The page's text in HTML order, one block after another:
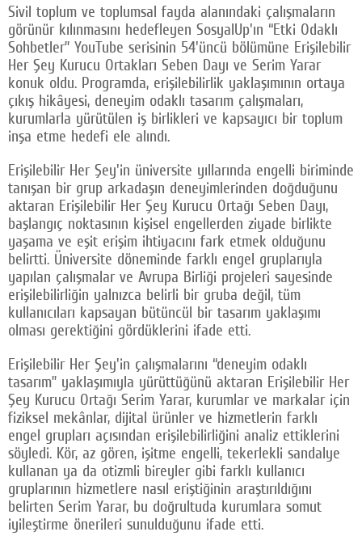
Sivil toplum ve toplumsal fayda alanındaki çalışmaların
görünür kılınmasını hedefleyen SosyalUp'ın “Etki Odaklı
Sohbetler” YouTube serisinin 54'üncü bölümüne Erişilebilir
Her Şey Kurucu Ortakları Seben Dayı ve Serim Yarar
konuk oldu. Programda, erişilebilirlik yaklaşımının ortaya
çıkış hikâyesi, deneyim odaklı tasarım çalışmaları,
kurumlarla yürütülen iş birlikleri ve kapsayıcı bir toplum
inşa etme hedefi ele alındı.
Erişilebilir Her Şey'in üniversite yıllarında engelli biriminde
tanışan bir grup arkadaşın deneyimlerinden doğduğunu
aktaran Erişilebilir Her Şey Kurucu Ortağı Seben Dayı,
başlangıç noktasının kişisel engellerden ziyade birlikte
yaşama ve eşit erişim ihtiyacını fark etmek olduğunu
belirtti. Üniversite döneminde farklı engel gruplarıyla
yapılan çalışmalar ve Avrupa Birliği projeleri sayesinde
erişilebilirliğin yalnızca belirli bir gruba değil, tüm
kullanıcıları kapsayan bütüncül bir tasarım yaklaşımı
olması gerektiğini gördüklerini ifade etti.
Erişilebilir Her Şey'in çalışmalarını “deneyim odaklı
tasarım” yaklaşımıyla yürüttüğünü aktaran Erişilebilir Her
Şey Kurucu Ortağı Serim Yarar, kurumlar ve markalar için
fiziksel mekânlar, dijital ürünler ve hizmetlerin farklı
engel grupları açısından erişilebilirliğini analiz ettiklerini
söyledi. Kör, az gören, işitme engelli, tekerlekli sandalye
kullanan ya da otizmli bireyler gibi farklı kullanıcı
gruplarının hizmetlere nasıl eriştiğinin araştırıldığını
belirten Serim Yarar, bu doğrultuda kurumlara somut
iyileştirme önerileri sunulduğunu ifade etti.